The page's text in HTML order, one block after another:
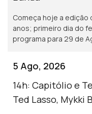
Começa hoje a
anos; primeiro dia do
programa para 29 de
5 Ago, 2026
14h: Capitólio e
Ted Lasso, Mykki